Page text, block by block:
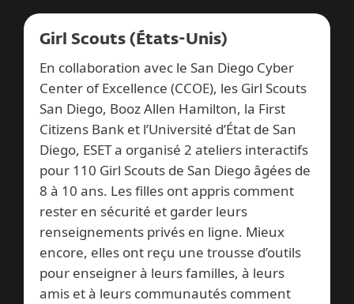
Girl Scouts (États-Unis)
En collaboration avec le San Diego Cyber
Center of Excellence (CCOE), les Girl Scouts
San Diego, Booz Allen Hamilton, la First
Citizens Bank et l’Université d’État de San
Diego, ESET a organisé 2 ateliers interactifs
pour 110 Girl Scouts de San Diego âgées de
8 à 10 ans. Les filles ont appris comment
rester en sécurité et garder leurs
renseignements privés en ligne. Mieux
encore, elles ont reçu une trousse d’outils
pour enseigner à leurs familles, à leurs
amis et à leurs communautés comment